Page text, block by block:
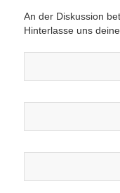
An der Diskussion
Hinterlasse uns